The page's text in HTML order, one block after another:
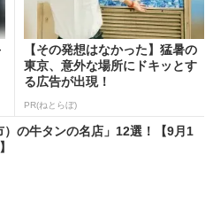
【その発想はなかった】猛暑の
東京、意外な場所にドキッとす
る広告が出現！
PR(ねとらぼ)
）の牛タンの名店」12選！【9月1